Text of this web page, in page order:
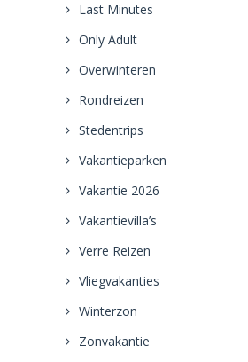
Last Minutes
Only Adult
Overwinteren
Rondreizen
Stedentrips
Vakantieparken
Vakantie 2026
Vakantievilla’s
Verre Reizen
Vliegvakanties
Winterzon
Zonvakantie